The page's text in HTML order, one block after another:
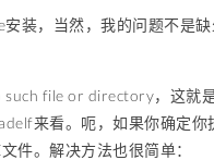
装，当然，我的问题不是
file or directory，这就
来看。呃，如果你确定
件。解决方法也很简单：